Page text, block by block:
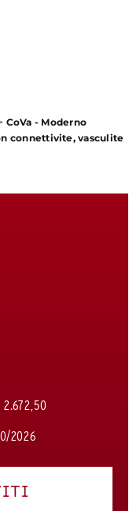
CoVa - Moderno
connettivite, vasculite
2.672,50
2026